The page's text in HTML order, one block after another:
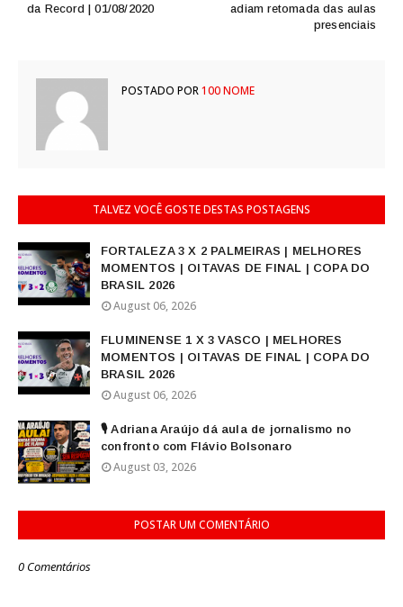
adiam retomada das aulas
presenciais
da Record | 01/08/2020
POSTADO POR100 NOME
TALVEZ VOCÊ GOSTE DESTAS POSTAGENS
FORTALEZA 3 X 2 PALMEIRAS | MELHORES
MOMENTOS | OITAVAS DE FINAL | COPA DO
BRASIL 2026
August 06, 2026
FLUMINENSE 1 X 3 VASCO | MELHORES
MOMENTOS | OITAVAS DE FINAL | COPA DO
BRASIL 2026
August 06, 2026
🎙️ Adriana Araújo dá aula de jornalismo no
confronto com Flávio Bolsonaro
August 03, 2026
POSTAR UM COMENTÁRIO
0 Comentários